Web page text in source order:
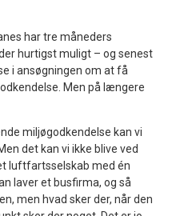
har tre måneders
hurtigst muligt – og senest
i ansøgningen om at få
Men på længere
miljøgodkendelse kan vi
det kan vi ikke blive ved
luftfartsselskab med én
laver et busfirma, og så
men hvad sker der, når den